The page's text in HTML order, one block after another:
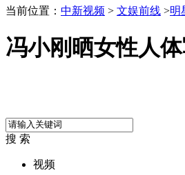
当前位置： 中新视频 > 文娱前线 >明
冯小刚晒女性人
搜 索
视频